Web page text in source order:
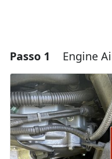
Passo 1 Engine